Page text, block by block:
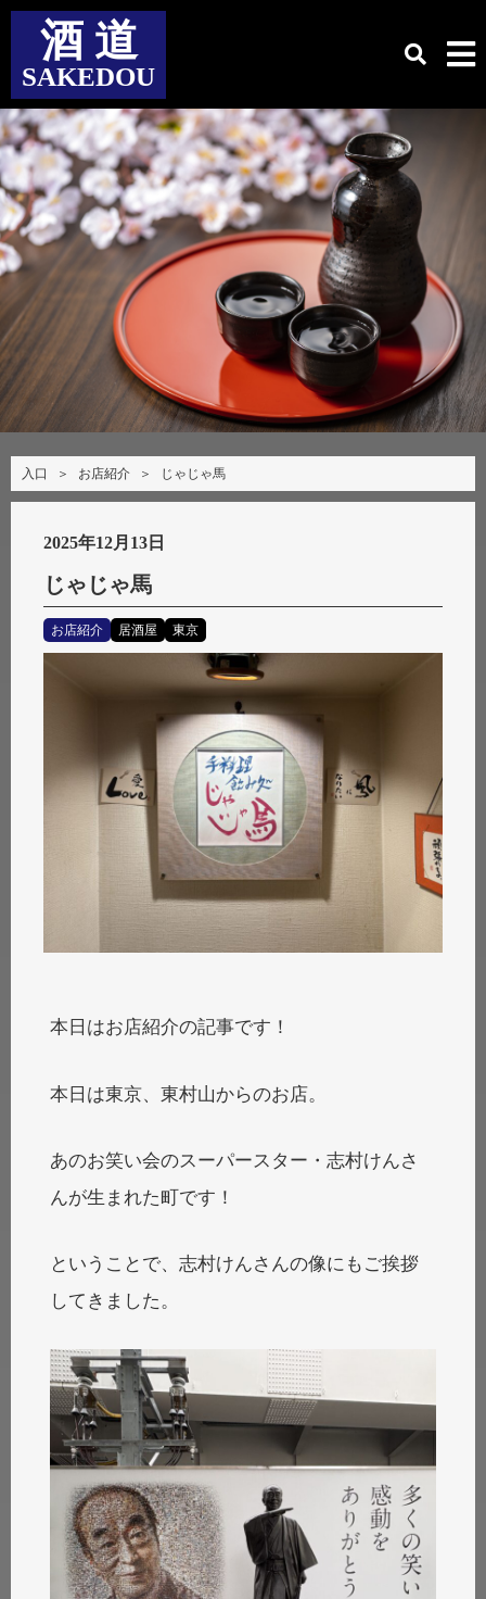
酒 道
SAKEDOU
入口 ＞ お店紹介 ＞ じゃじゃ馬
2025年12月13日
じゃじゃ馬
お店紹介 居酒屋 東京
本日はお店紹介の記事です！
本日は東京、東村山からのお店。
あのお笑い会のスーパースター・志村けんさ
んが生まれた町です！
ということで、志村けんさんの像にもご挨拶
してきました。